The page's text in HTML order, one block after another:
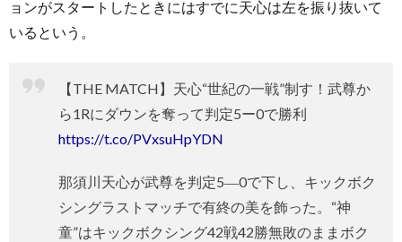
ョンがスタートしたときにはすでに天心は左を振り抜いて
いるという。
【THE MATCH】天心“世紀の一戦”制す！武尊か
ら1Rにダウンを奪って判定5ー0で勝利
https://t.co/PVxsuHpYDN
那須川天心が武尊を判定5―0で下し、キックボク
シングラストマッチで有終の美を飾った。“神
童”はキックボクシング42戦42勝無敗のままボク